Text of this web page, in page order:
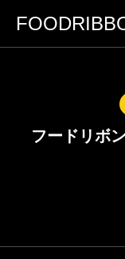
フードリボ